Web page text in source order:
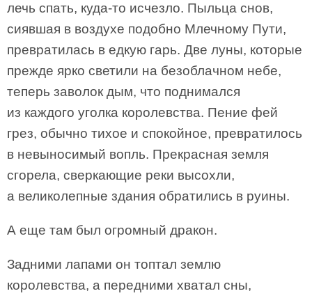
лечь спать, куда-то исчезло. Пыльца снов,
сиявшая в воздухе подобно Млечному Пути,
превратилась в едкую гарь. Две луны, которые
прежде ярко светили на безоблачном небе,
теперь заволок дым, что поднимался
из каждого уголка королевства. Пение фей
грез, обычно тихое и спокойное, превратилось
в невыносимый вопль. Прекрасная земля
сгорела, сверкающие реки высохли,
а великолепные здания обратились в руины.
А еще там был огромный дракон.
Задними лапами он топтал землю
королевства, а передними хватал сны,